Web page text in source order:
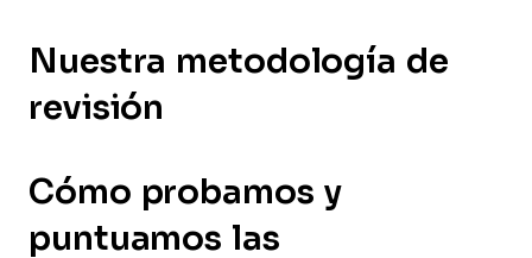
Nuestra metodología de
revisión
Cómo probamos y
puntuamos las